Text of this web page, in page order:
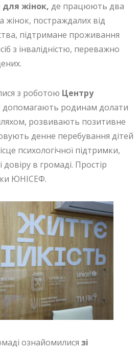
для жінок, де працюють два
жінок, постраждалих від
підтримане проживання
з інвалідністю, переважно
з роботою Центру
допомагають родинам долати
розвивають позитивне
денне перебування дітей
психологічної підтримки,
довіру в громаді. Простір
ЮНІСЕФ.
ознайомилися зі